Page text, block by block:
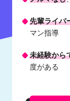
先輩ライバ
マン指導
未経験から
度がある